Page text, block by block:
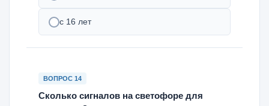
с 16 лет
ВОПРОС 14
Сколько сигналов на светофоре для